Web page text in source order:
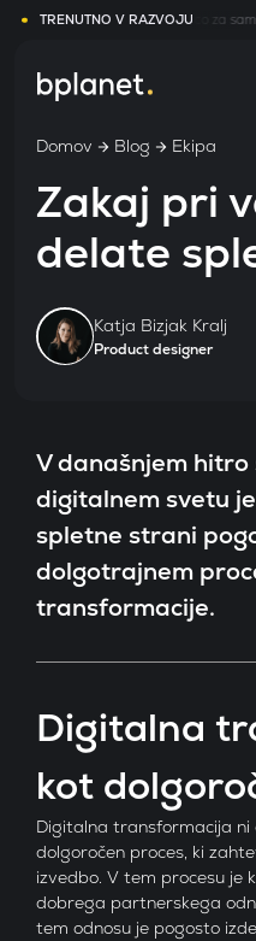
TRENUTNO V RAZVOJU
Portal z videoklicem in knjižnico za
Domov Blog Ekipa
Zakaj pri
delate
Katja Bizjak Kralj
Product designer
V današnjem
digitalnem svetu
spletne strani
dolgotrajnem
transformacije.
Digitalna
kot
Digitalna transformacija
dolgoročen proces, ki
izvedbo. V tem procesu je
dobrega partnerskega
tem odnosu je pogosto